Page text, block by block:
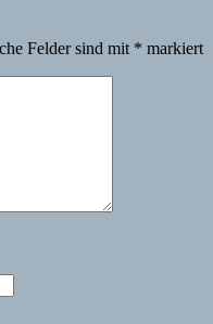
Felder sind mit * markiert